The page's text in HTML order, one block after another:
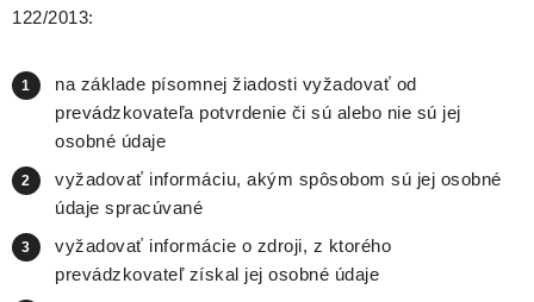
122/2013:
na základe písomnej žiadosti vyžadovať od
prevádzkovateľa potvrdenie či sú alebo nie sú jej
osobné údaje
vyžadovať informáciu, akým spôsobom sú jej osobné
údaje spracúvané
vyžadovať informácie o zdroji, z ktorého
prevádzkovateľ získal jej osobné údaje